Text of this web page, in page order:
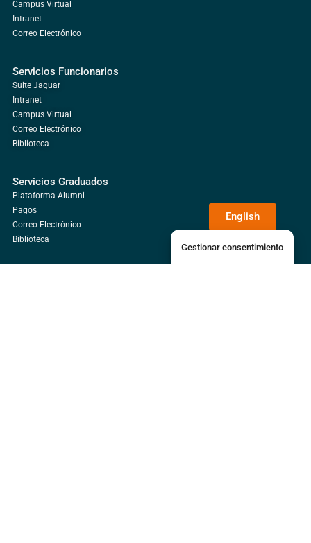
English
Campus Virtual
Intranet
Correo Electrónico
Servicios Funcionarios
Suite Jaguar
Intranet
Campus Virtual
Correo Electrónico
Biblioteca
Servicios Graduados
Plataforma Alumni
Pagos
Correo Electrónico
Biblioteca
Gestionar consentimiento